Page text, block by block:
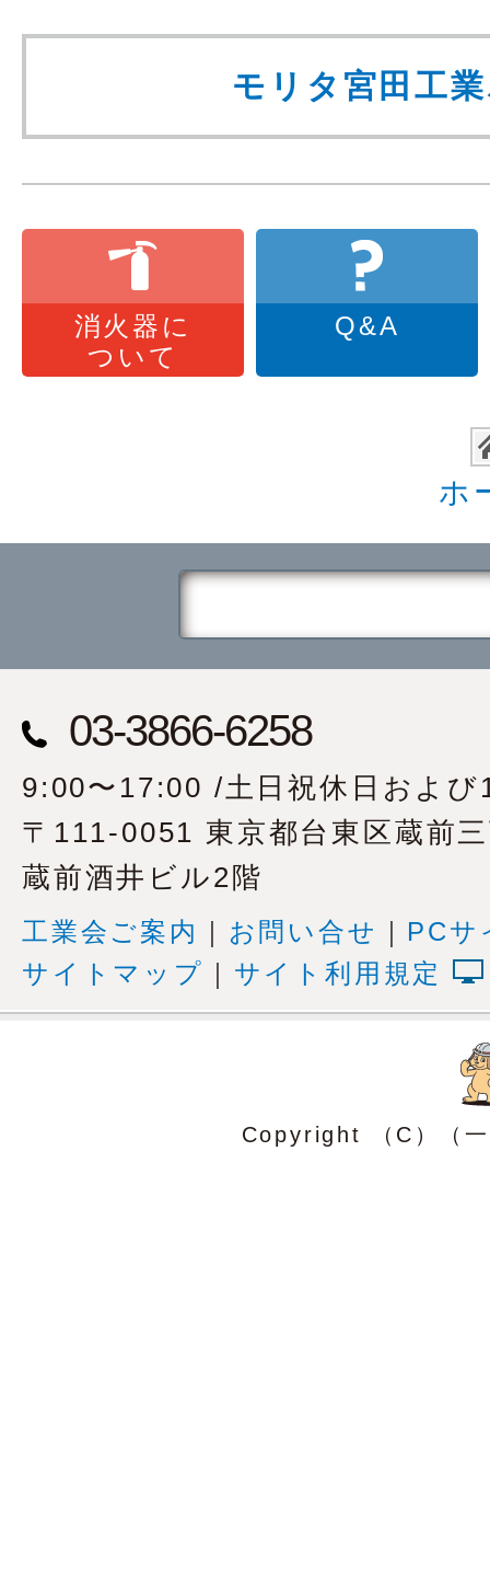
モリタ宮田工
消火器に
ついて
Q&A
ホ
03-3866-6258
9:00〜17:00 /土日祝休日およ
〒111-0051 東京都台東区蔵前
蔵前酒井ビル2階
工業会ご案内 お問い合せ
PCサ
サイトマップ
サイト利用規定
Copyright （C）（